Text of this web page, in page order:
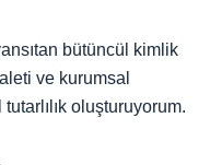
bütüncül kimlik
ve kurumsal
oluşturuyorum.